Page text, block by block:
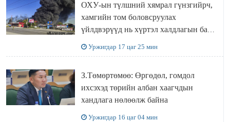
ОХУ-ын түлшний хямрал гүнзгийрч,
хамгийн том боловсруулах
үйлдвэрүүд нь хүртэл халдлагын бай
Уржигдар 17 цаг 25 мин
З.Төмөртөмөө: Өргөдөл, гомдол
ихсэхэд төрийн албан хаагчдын
хандлага нөлөөлж байна
Уржигдар 16 цаг 04 мин